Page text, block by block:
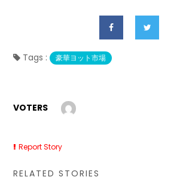
Tags : 豪華ヨット市場
VOTERS
Report Story
RELATED STORIES